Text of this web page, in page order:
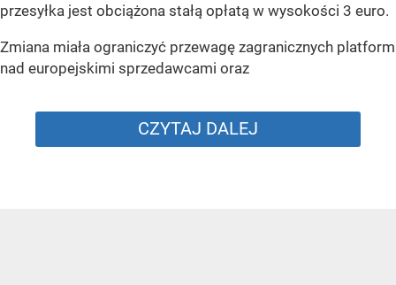
przesyłka jest obciążona stałą opłatą w wysokości 3 euro.
Zmiana miała ograniczyć przewagę zagranicznych platform
nad europejskimi sprzedawcami oraz
CZYTAJ DALEJ